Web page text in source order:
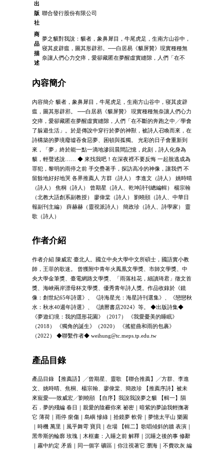
出
版
社
聯合發行股份有限公司
商
品
描
述
夢之貘對我說：貘者，象鼻犀目，牛尾虎足，生南方山谷中，
寝其皮辟瘟，圖其形辟邪。──白居易《貘屏贊》現實種種無
奈讓人們心力交瘁，愛卻藏匿在夢醒虛實縫隙，人們「在不
內容簡介
內容簡介 貘者，象鼻犀目，牛尾虎足，生南方山谷中，寝其皮辟
瘟，圖其形辟邪。 ──白居易《貘屏贊》 現實種種無奈讓人們心力
交瘁，愛卻藏匿在夢醒虛實縫隙，人們「在不斷的奔跑之中╱學會
了躲避生活」。於是傳說中穿行於夢的神獸，被詩人召喚而來，在
詩構築的夢境廢墟吞食惡夢、困頓與孤獨。 光彩的日子會重新到
來，「夢」終於能一點一滴地滲回晨間記憶，此刻，詩人化身為
貘，輕聲述說…… ◆ 來找我吧！在深夜裡不要反悔 一起脫逃成為
罪犯，黎明的雨停之前 手交疊著手，探訪高冷的神像，讓我們 不
留餘地好好地哭 各界推薦人 方群（詩人） 李進文（詩人） 姚時晴
（詩人） 焦桐（詩人） 曾期星（詩人、乾坤詩刊總編輯） 楊宗翰
（北教大語創系副教授） 廖偉棠（詩人） 劉曉頤（詩人、中華日
報副刊主編） 薛赫赫（靈視派詩人） 簡政珍（詩人、詩學家） 靈
歌（詩人）
作者介紹
作者介紹 陳威宏 臺北人。國立中央大學中文所碩士，國語實小教
師，王菲的歌迷。 曾獲附中青年火鳳凰文學獎、市師文學獎、中
央大學金筆獎、臺電網路文學獎、「雨落桂花，細讀琦君」徵文首
獎、海峽兩岸漂母杯文學獎、優秀青年詩人獎。作品收錄於《鏡
像：創世紀65年詩選》、《詩海星光：海星詩刊選集》、《戀戀秋
水：秋水40週年詩選》、《讀曆書店2024》等。 ◆出版詩集◆
《夢遊幻境：我的隱形花園》（2017） 《我愛憂美的睡眠》
（2018） 《獨角的誕生》（2020） 《搖籃曲和雨的包裹》
（2022） ◆聯繫作者◆ weihung@tc.meps.tp.edu.tw
產品目錄
產品目錄 【推薦語】╱曾期星、靈歌 【聯合推薦】╱方群、李進
文、姚時晴、焦桐、楊宗翰、廖偉棠、簡政珍 【推薦序詩】被未
來寵愛──致威宏╱劉曉頤 【自序】我說我說夢之貘 【輯一】隕
石．夢的殘編 春日｜親愛的陰霾你來 祕密｜暗紫的夢諭我輕撫著
它 薄荷｜雨停 瘀傷｜島嶼 慘綠｜拾鏡夢 軟骨｜夢憶太平山 樂園
｜時機 萬里｜風乎舞雩 寶貝｜在場 【輯二】歌唱傾斜的牆 表演｜
黑帝斯的輪廓 玫瑰｜木框畫：入睡之前 解釋｜沉睡之後的事 修辭
｜霧中約定 矛盾｜同一個字 礦區｜你注視著它 瀏海｜不費吹灰 編